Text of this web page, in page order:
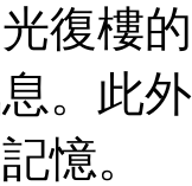
復樓
。此
憶。